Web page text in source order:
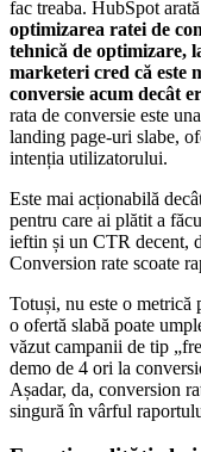
fac treaba. HubSpot
optimizarea ratei de
tehnică de optimizare,
marketeri cred că este
conversie acum decât
rata de conversie este
landing page-uri slabe,
intenția utilizatorului.
Este mai acționabilă
pentru care ai plătit a
ieftin și un CTR decent,
Conversion rate scoate
Totuși, nu este o metrică
o ofertă slabă poate
văzut campanii de tip
demo de 4 ori la
Așadar, da, conversion
singură în vârful